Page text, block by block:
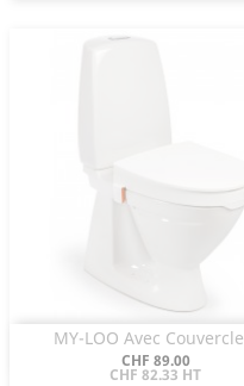
MY-LOO Avec
Prix
CHF 89.00
CHF 82.33 HT
Aperçu rapide